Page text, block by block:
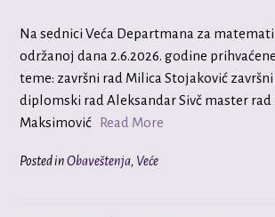
Na sednici Veća Departmana za
održanoj dana 2.6.2026. godine
teme: završni rad Milica Stojaković završni
diplomski rad Aleksandar Sivč master rad
Maksimović Read More
Posted inObaveštenja, Veće